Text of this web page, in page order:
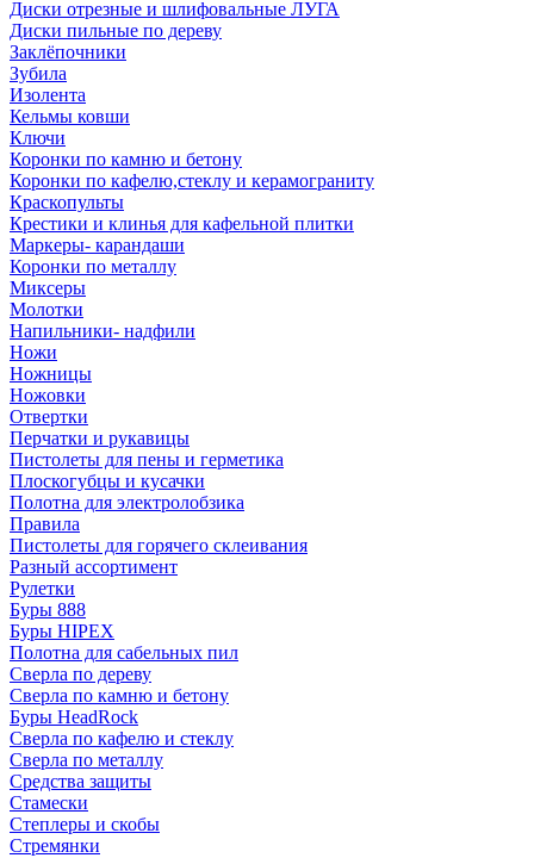
Диски отрезные и шлифовальные ЛУГА
Диски пильные по дереву
Заклёпочники
Зубила
Изолента
Кельмы ковши
Ключи
Коронки по камню и бетону
Коронки по кафелю,стеклу и керамограниту
Краскопульты
Крестики и клинья для кафельной плитки
Маркеры- карандаши
Коронки по металлу
Миксеры
Молотки
Напильники- надфили
Ножи
Ножницы
Ножовки
Отвертки
Перчатки и рукавицы
Пистолеты для пены и герметика
Плоскогубцы и кусачки
Полотна для электролобзика
Правила
Пистолеты для горячего склеивания
Разный ассортимент
Рулетки
Буры 888
Буры HIPEX
Полотна для сабельных пил
Сверла по дереву
Сверла по камню и бетону
Буры HeadRock
Сверла по кафелю и стеклу
Сверла по металлу
Средства защиты
Стамески
Степлеры и скобы
Стремянки